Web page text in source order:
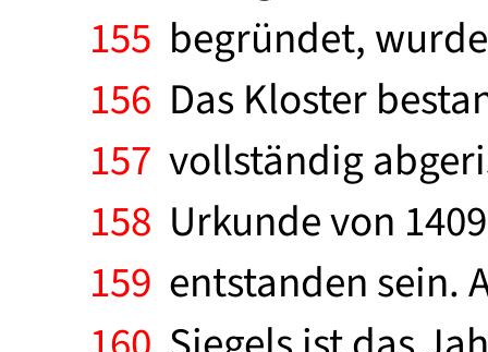
155 begründet,
156 Das Kloster
157 vollständig
158 Urkunde von
159 entstanden sein.